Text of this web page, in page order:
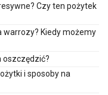
Czy ten pożytek
Kiedy możemy
i sposoby na